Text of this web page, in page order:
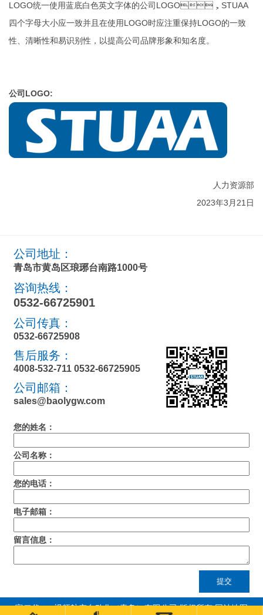
LOGO统一使用蓝底白色英文字体的公司LOGO，STUAA
四个字母大小应一致并且在使用LOGO时应注重保持LOGO的一致
性、清晰性和易识别性，以提高公司品牌形象和知名度。
公司LOGO:
人力资源部
2023年3月21日
公司地址：
青岛市黄岛区琅琊台南路1000号
咨询热线：
0532-66725901
公司传真：
0532-66725908
售后服务：
4008-532-711 0532-66725905
公司邮箱：
sales@baolygw.com
您的姓名：
公司名称：
您的电话：
电子邮箱：
留言信息：
提交
富二代app视频航空自动化（青岛）有限公司 版权所有网站地图